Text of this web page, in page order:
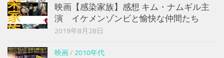
映画【感染家族】感想 キム・ナムギル主
演 イケメンゾンビと愉快な仲間たち
2019年8月28日
映画/ 2010年代